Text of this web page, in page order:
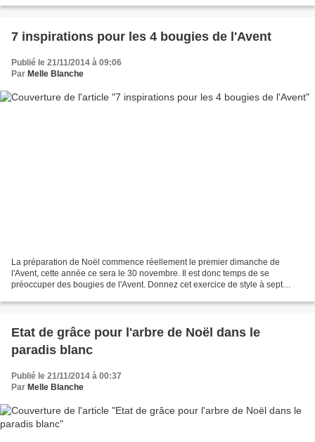
7 inspirations pour les 4 bougies de l'Avent
Publié le 21/11/2014 à 09:06
Par Melle Blanche
La préparation de Noël commence réellement le premier dimanche de
l'Avent, cette année ce sera le 30 novembre. Il est donc temps de se
préoccuper des bougies de l'Avent. Donnez cet exercice de style à sept
Etat de grâce pour l'arbre de Noël dans le
paradis blanc
Publié le 21/11/2014 à 00:37
Par Melle Blanche